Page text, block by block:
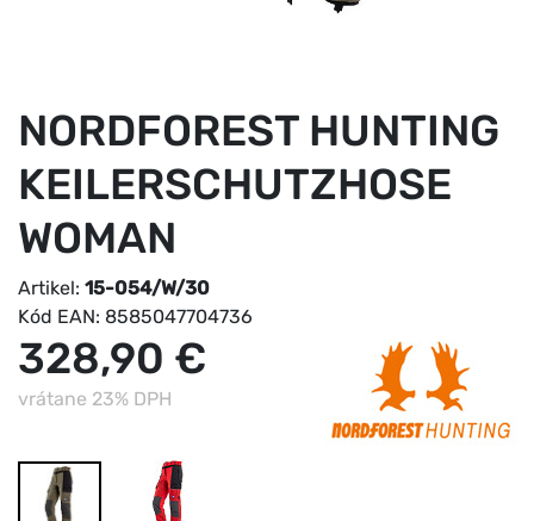
NORDFOREST HUNTING
KEILERSCHUTZHOSE
WOMAN
Artikel: 15-054/W/30
Kód EAN: 8585047704736
328,90 €
vrátane 23% DPH